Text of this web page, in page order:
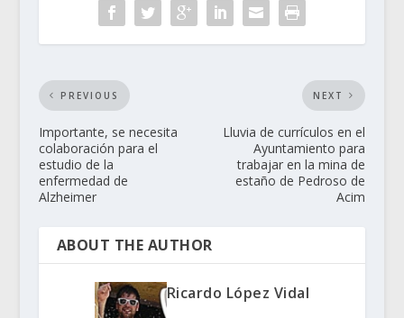
PREVIOUS
Importante, se necesita
colaboración para el
estudio de la
enfermedad de
Alzheimer
NEXT
Lluvia de currículos en el
Ayuntamiento para
trabajar en la mina de
estaño de Pedroso de
Acim
ABOUT THE AUTHOR
Ricardo López Vidal